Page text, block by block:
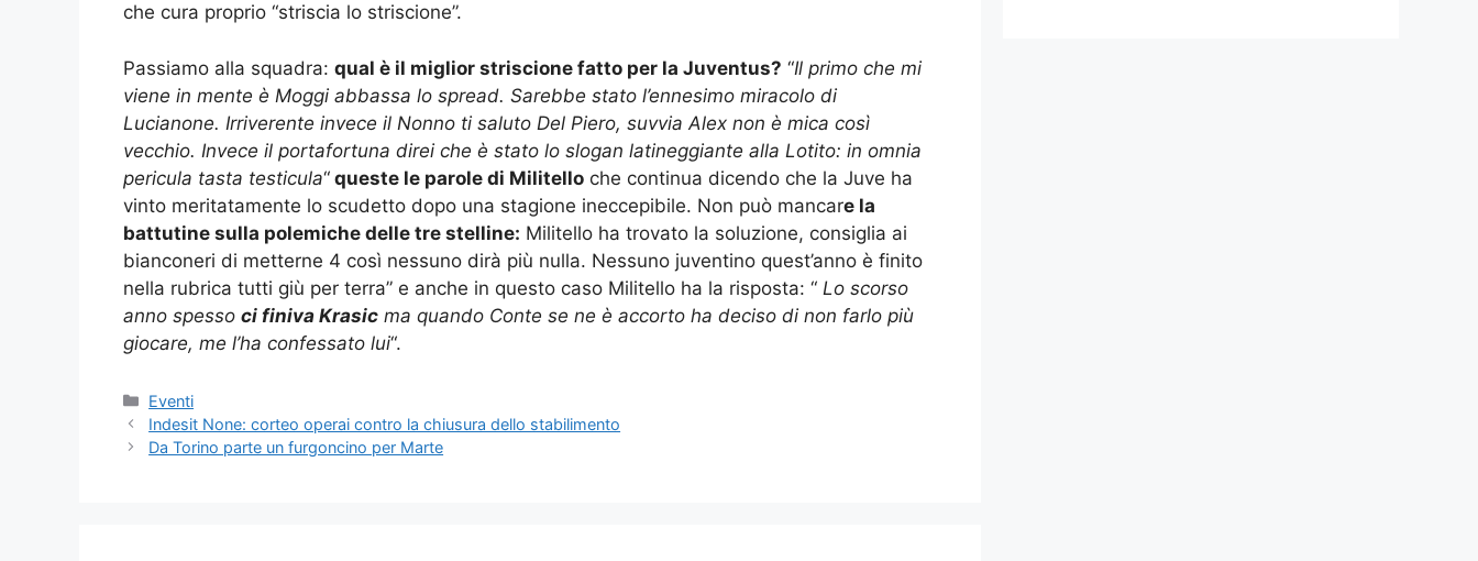
che cura proprio “striscia lo striscione”.
Passiamo alla squadra: qual è il miglior striscione fatto per la Juventus? “Il primo che mi
viene in mente è Moggi abbassa lo spread. Sarebbe stato l’ennesimo miracolo di
Lucianone. Irriverente invece il Nonno ti saluto Del Piero, suvvia Alex non è mica così
vecchio. Invece il portafortuna direi che è stato lo slogan latineggiante alla Lotito: in omnia
pericula tasta testicula“ queste le parole di Militello che continua dicendo che la Juve ha
vinto meritatamente lo scudetto dopo una stagione ineccepibile. Non può mancare la
battutine sulla polemiche delle tre stelline: Militello ha trovato la soluzione, consiglia ai
bianconeri di metterne 4 così nessuno dirà più nulla. Nessuno juventino quest’anno è finito
nella rubrica tutti giù per terra” e anche in questo caso Militello ha la risposta: “ Lo scorso
anno spesso ci finiva Krasic ma quando Conte se ne è accorto ha deciso di non farlo più
giocare, me l’ha confessato lui“.
Categorie
Eventi
Indesit None: corteo operai contro la chiusura dello stabilimento
Da Torino parte un furgoncino per Marte